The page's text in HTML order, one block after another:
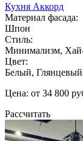
Кухня Аккорд
Материал фасада:
Шпон
Стиль:
Минимализм,
Цвет:
Белый,
Цена: от 34 800
Рассчитать